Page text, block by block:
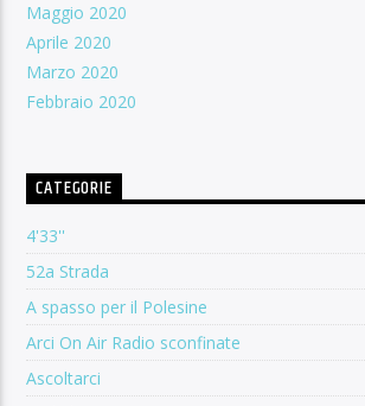
Maggio 2020
Aprile 2020
Marzo 2020
Febbraio 2020
CATEGORIE
4'33''
52a Strada
A spasso per il Polesine
Arci On Air Radio sconfinate
Ascoltarci